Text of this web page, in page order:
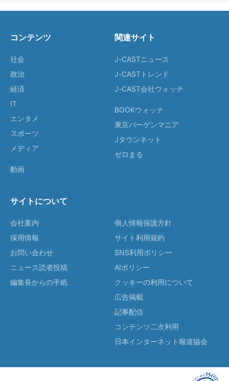
コンテンツ
社会
政治
経済
IT
エンタメ
スポーツ
メディア
動画
関連サイト
J-CASTニュース
J-CASTトレンド
J-CAST会社ウォッチ
BOOKウォッチ
東京バーゲンマニア
Jタウンネット
ゼロまる
サイトについて
会社案内
採用情報
お問い合わせ
ニュース読者投稿
編集長からの手紙
個人情報保護方針
サイト利用規約
SNS利用ポリシー
AIポリシー
クッキーの利用について
広告掲載
記事配信
コンテンツ二次利用
日本インターネット報道協会